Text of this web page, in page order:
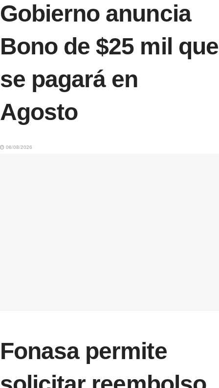
Gobierno anuncia
Bono de $25 mil que
se pagará en
Agosto
06/08/2026
Fonasa permite